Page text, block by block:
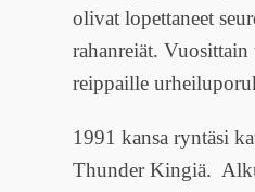
olivat lopettaneet
rahanreiät.
reippaille
1991 kansa ryntäsi
Thunder Kingiä.